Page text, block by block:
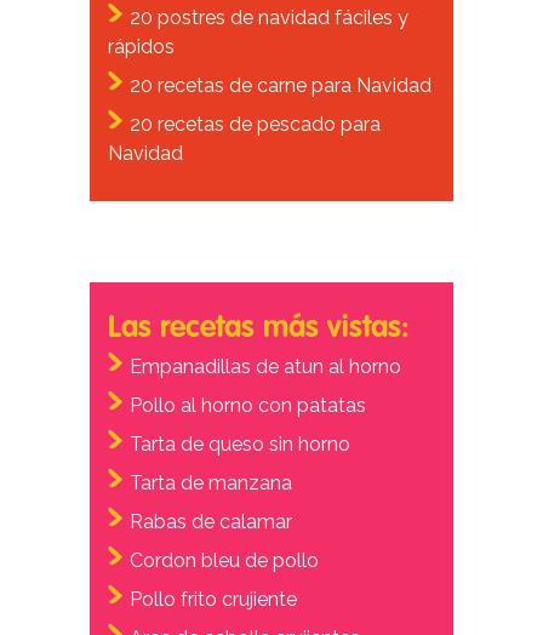
20 postres de navidad fáciles y
rápidos
20 recetas de carne para Navidad
20 recetas de pescado para
Navidad
Las recetas más vistas:
Empanadillas de atun al horno
Pollo al horno con patatas
Tarta de queso sin horno
Tarta de manzana
Rabas de calamar
Cordon bleu de pollo
Pollo frito crujiente